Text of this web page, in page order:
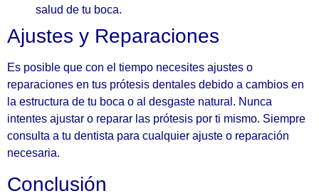
salud de tu boca.
Ajustes y Reparaciones
Es posible que con el tiempo necesites ajustes o
reparaciones en tus prótesis dentales debido a cambios en
la estructura de tu boca o al desgaste natural. Nunca
intentes ajustar o reparar las prótesis por ti mismo. Siempre
consulta a tu dentista para cualquier ajuste o reparación
necesaria.
Conclusión